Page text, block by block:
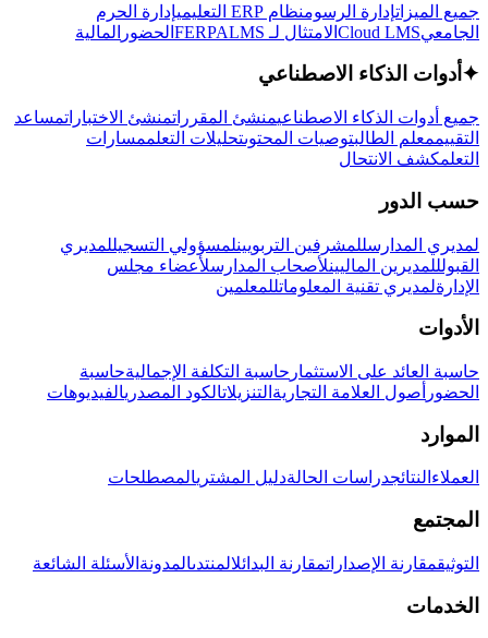
جميع الميزاتإدارة الرسومنظام ERP التعليمي
إدارة الحرم
الجامعيCloud LMS الامتثال لـ FERPA LMS الحضور المالية
✦ أدوات الذكاء الاصطناعي
جميع أدوات الذكاء الاصطناعيمنشئ المقرراتمنشئ الاختباراتمساعد
التقييممعلم الطالبتوصيات المحتوىتحليلات التعلممسارات
التعلمكشف الانتحال
حسب الدور
لمديري المدارسللمشرفين التربويينلمسؤولي التسجيللمديري
القبولللمديرين الماليينلأصحاب المدارسلأعضاء مجلس
الإدارةلمديري تقنية المعلوماتللمعلمين
الأدوات
حاسبة العائد على الاستثمار حاسبة التكلفة الإجماليةحاسبة
الحضور أصول العلامة التجارية التنزيلاتالكود المصدريالفيديوهات
الموارد
العملاء النتائجدراسات الحالةدليل المشتريالمصطلحات
المجتمع
التوثيقمقارنة الإصداراتمقارنة البدائلالمنتدىالمدونة الأسئلة الشائعة
الخدمات